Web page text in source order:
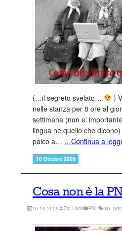
(…il segreto svelato…
)
nelle stanza per 8 ore al
settimana (non e’
lingua ne quello che
palco a… …Continua a
10 Ottobre 2009
Cosa non è la
10-10-2009 Zio Hack PNL nlp